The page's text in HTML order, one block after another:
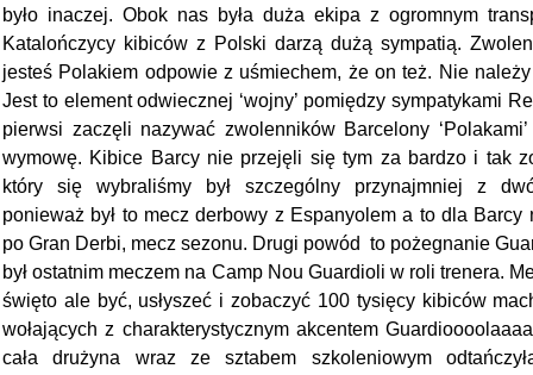
było inaczej. Obok nas była duża ekipa z ogromnym
Katalończycy kibiców z Polski darzą dużą sympatią.
jesteś Polakiem odpowie z uśmiechem, że on też. Nie
Jest to element odwiecznej ‘wojny’ pomiędzy sympatykami
pierwsi zaczęli nazywać zwolenników Barcelony
wymowę. Kibice Barcy nie przejęli się tym za bardzo i tak
który się wybraliśmy był szczególny przynajmniej z
ponieważ był to mecz derbowy z Espanyolem a to dla Barcy
po Gran Derbi, mecz sezonu. Drugi powód to pożegnanie
był ostatnim meczem na Camp Nou Guardioli w roli trenera.
święto ale być, usłyszeć i zobaczyć 100 tysięcy kibiców
wołających z charakterystycznym akcentem
cała drużyna wraz ze sztabem szkoleniowym